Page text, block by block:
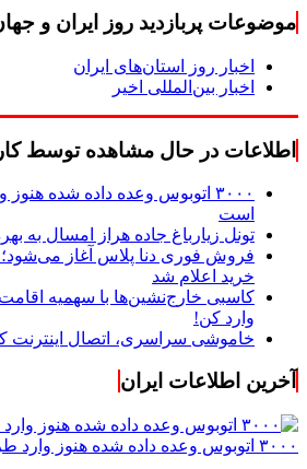
موضوعات پربازدید روز ایران و
اخبار روز استان‌های ایران
اخبار بین‌المللی اخیر
اطلاعات در حال مشاهده توسط
۳۰۰۰ اتوبوس وعده داده شده
است
تونل زیارباغ جاده هراز امسال به
فروش فوری دنا پلاس آغاز
خرید اعلام شد
وارد کن!
خاموشی سراسری، اتصال اینترنت
آخرین اطلاعات ایران
۳۰۰۰ اتوبوس وعده داده شده هنوز وارد طرح اربعین نشده است